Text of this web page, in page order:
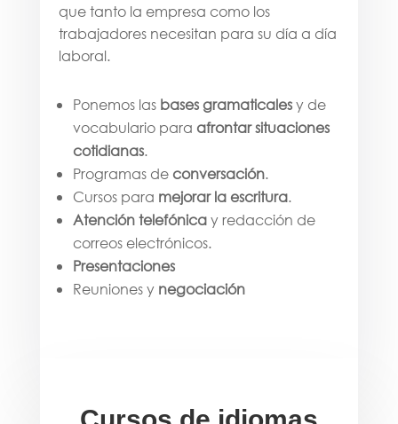
que tanto la empresa como los
trabajadores necesitan para su día a día
laboral.
Ponemos lasbases gramaticalesy de
vocabulario para afrontar situaciones
cotidianas.
Programas de conversación.
Cursos para mejorar la escritura.
Atención telefónicay redacción de
correos electrónicos.
Presentaciones
Reuniones y negociación